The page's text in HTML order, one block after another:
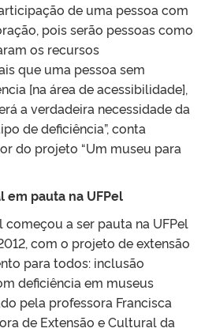
de uma pessoa com
pois serão pessoas como
os recursos
que uma pessoa sem
[na área de acessibilidade],
a verdadeira necessidade da
de deficiência”, conta
do projeto “Um museu para
em pauta na UFPel
a ser pauta na UFPel
com o projeto de extensão
para todos: inclusão
deficiência em museus
pela professora Francisca
de Extensão e Cultural da